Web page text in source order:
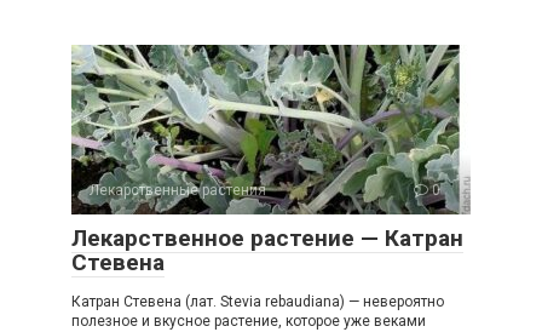
Лекарственные растения 0
Лекарственное растение — Катран
Стевена
Катран Стевена (лат. Stevia rebaudiana) — невероятно
полезное и вкусное растение, которое уже веками